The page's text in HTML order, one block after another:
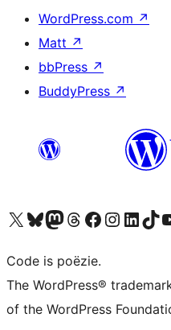
WordPress.com ↗
Matt ↗
bbPress ↗
BuddyPress ↗
Bezoek ons X (voorheen Twitter) account
Bezoek ons Bluesky account
Bezoek ons Mastodon account
Bezoek ons Threads account
Onze Facebook pagina bezoeken
Bezoek ons Instagram
Bezoek ons
Bezoek
Code is poëzie.
The WordPress®
of the WordPress